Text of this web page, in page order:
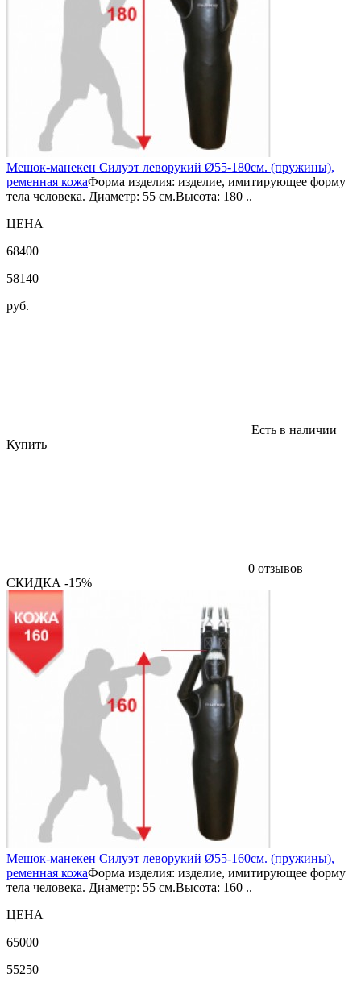
Мешок-манекен Силуэт леворукий Ø55-180см. (пружины),
ременная кожаФорма изделия: изделие, имитирующее форму
тела человека. Диаметр: 55 см.Высота: 180 ..
ЦЕНА
68400
58140
руб.
Есть в наличии
Купить
0 отзывов
СКИДКА -15%
Мешок-манекен Силуэт леворукий Ø55-160см. (пружины),
ременная кожаФорма изделия: изделие, имитирующее форму
тела человека. Диаметр: 55 см.Высота: 160 ..
ЦЕНА
65000
55250